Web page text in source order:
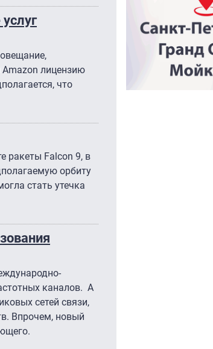
лицензию
что
ракеты Falcon 9, в
орбиту
стать утечка
каналов. А
сетей связи,
Впрочем, новый